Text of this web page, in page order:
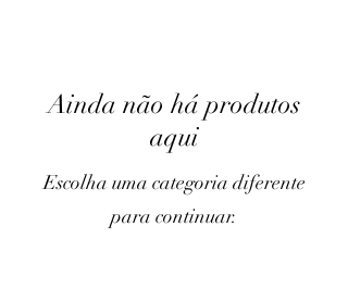
Ainda não há produtos
aqui
Escolha uma categoria diferente
para continuar.